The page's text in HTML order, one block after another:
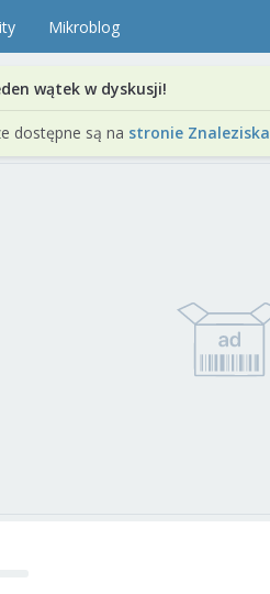
Mikroblog
wątek w dyskusji!
dostępne są na stronie Znaleziska